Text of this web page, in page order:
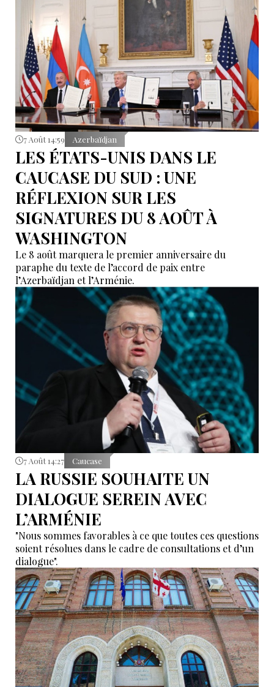
7 Août 14:59 Azerbaïdjan
LES ÉTATS-UNIS DANS LE
CAUCASE DU SUD : UNE
RÉFLEXION SUR LES
SIGNATURES DU 8 AOÛT À
WASHINGTON
Le 8 août marquera le premier anniversaire du
paraphe du texte de l’accord de paix entre
l’Azerbaïdjan et l’Arménie.
7 Août 14:27 Caucase
LA RUSSIE SOUHAITE UN
DIALOGUE SEREIN AVEC
L’ARMÉNIE
"Nous sommes favorables à ce que toutes ces questions
soient résolues dans le cadre de consultations et d’un
dialogue".